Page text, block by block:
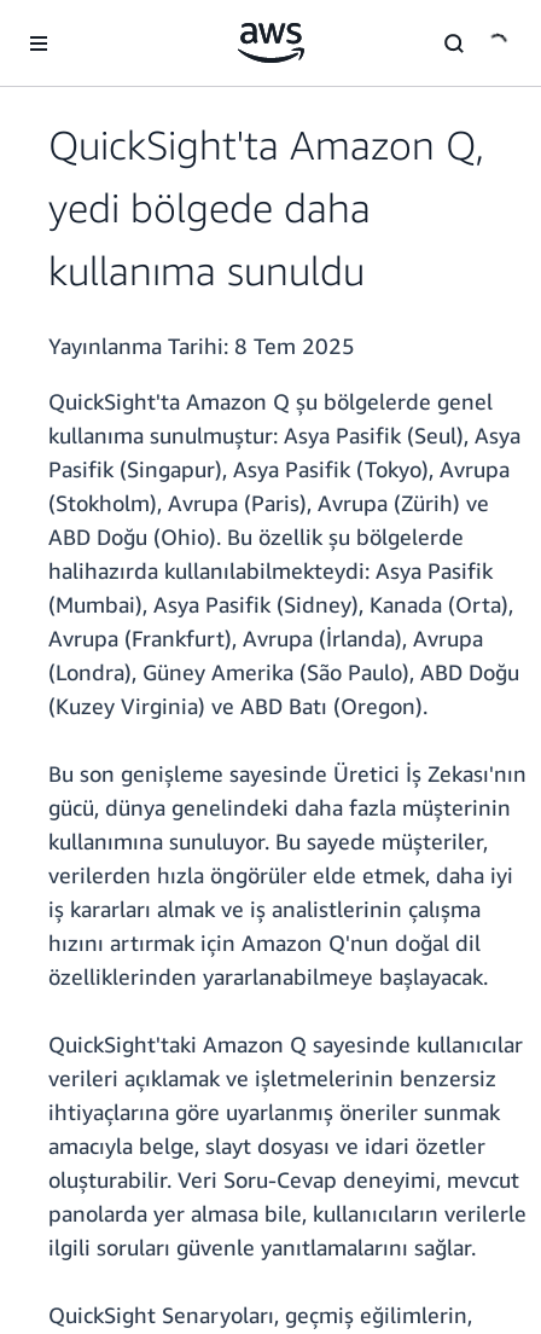
QuickSight'ta Amazon Q,
yedi bölgede daha
kullanıma sunuldu
Yayınlanma Tarihi: 8 Tem 2025
QuickSight'ta Amazon Q şu bölgelerde genel
kullanıma sunulmuştur: Asya Pasifik (Seul), Asya
Pasifik (Singapur), Asya Pasifik (Tokyo), Avrupa
(Stokholm), Avrupa (Paris), Avrupa (Zürih) ve
ABD Doğu (Ohio). Bu özellik şu bölgelerde
halihazırda kullanılabilmekteydi: Asya Pasifik
(Mumbai), Asya Pasifik (Sidney), Kanada (Orta),
Avrupa (Frankfurt), Avrupa (İrlanda), Avrupa
(Londra), Güney Amerika (São Paulo), ABD Doğu
(Kuzey Virginia) ve ABD Batı (Oregon).
Bu son genişleme sayesinde Üretici İş Zekası'nın
gücü, dünya genelindeki daha fazla müşterinin
kullanımına sunuluyor. Bu sayede müşteriler,
verilerden hızla öngörüler elde etmek, daha iyi
iş kararları almak ve iş analistlerinin çalışma
hızını artırmak için Amazon Q'nun doğal dil
özelliklerinden yararlanabilmeye başlayacak.
QuickSight'taki Amazon Q sayesinde kullanıcılar
verileri açıklamak ve işletmelerinin benzersiz
ihtiyaçlarına göre uyarlanmış öneriler sunmak
amacıyla belge, slayt dosyası ve idari özetler
oluşturabilir. Veri Soru-Cevap deneyimi, mevcut
panolarda yer almasa bile, kullanıcıların verilerle
ilgili soruları güvenle yanıtlamalarını sağlar.
QuickSight Senaryoları, geçmiş eğilimlerin,